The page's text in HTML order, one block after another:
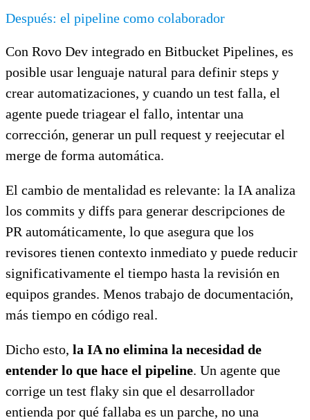
Después: el pipeline como colaborador
Con Rovo Dev integrado en Bitbucket Pipelines, es
posible usar lenguaje natural para definir steps y
crear automatizaciones, y cuando un test falla, el
agente puede triagear el fallo, intentar una
corrección, generar un pull request y reejecutar el
merge de forma automática.
El cambio de mentalidad es relevante: la IA analiza
los commits y diffs para generar descripciones de
PR automáticamente, lo que asegura que los
revisores tienen contexto inmediato y puede reducir
significativamente el tiempo hasta la revisión en
equipos grandes. Menos trabajo de documentación,
más tiempo en código real.
Dicho esto, la IA no elimina la necesidad de
entender lo que hace el pipeline. Un agente que
corrige un test flaky sin que el desarrollador
entienda por qué fallaba es un parche, no una